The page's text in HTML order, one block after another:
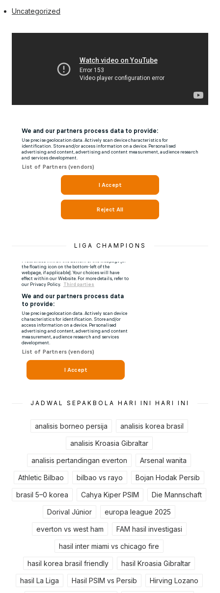
Uncategorized
LIGA CHAMPIONS
JADWAL SEPAKBOLA HARI INI HARI INI
analisis borneo persija analisis korea brasil
analisis Kroasia Gibraltar
analisis pertandingan everton Arsenal wanita
Athletic Bilbao bilbao vs rayo Bojan Hodak Persib
brasil 5–0 korea Cahya Kiper PSIM Die Mannschaft
Dorival Júnior europa league 2025
everton vs west ham FAM hasil investigasi
hasil inter miami vs chicago fire
hasil korea brasil friendly hasil Kroasia Gibraltar
hasil La Liga Hasil PSIM vs Persib Hirving Lozano